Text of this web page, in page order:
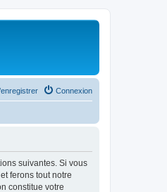
Connexion
suivantes. Si vous
ferons tout notre
constitue votre